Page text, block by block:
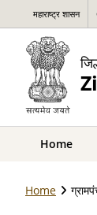
महाराष्ट्र शासन
Home
Home